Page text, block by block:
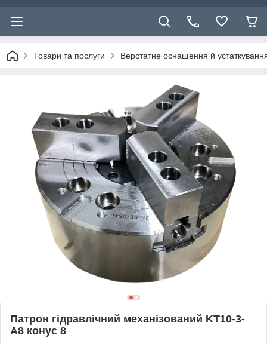
Товари та послуги Верстатне оснащення й
Патрон гідравлічний механізований KT10-3-
A8 конус 8